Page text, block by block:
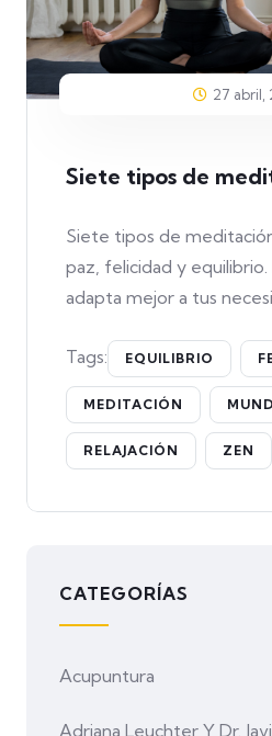
27 abril,
Siete tipos de
Siete tipos de
paz, felicidad y
adapta mejor a tus
Tags: EQUILIBRIO
MEDITACIÓN
RELAJACIÓN ZEN
CATEGORÍAS
Acupuntura
Adriana Leuchter Y Dr.